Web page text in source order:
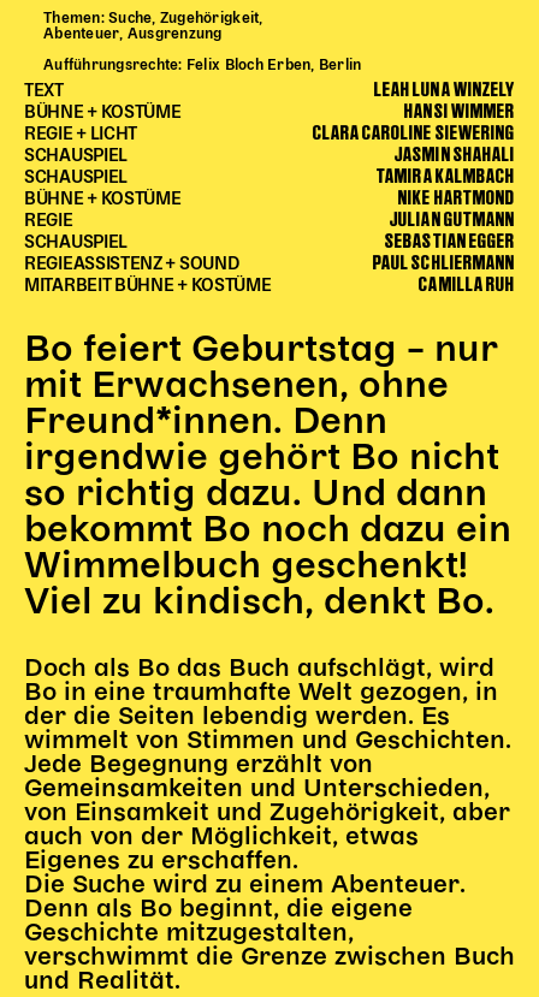
Begleitmaterial
Schulabenteuernacht
Probenklasse
Theaterklasse
Vorstellungen für pädagogische Institutionen
Angebote für Pädagog*innen
Sommerfest
Open House
Newsletter für pädagogische Institutionen
DIGITALE BÜHNE
Gl!tch4
Wem gehört die Bühne?
House of Hybrid Rebels
HAUS
Über Uns
Unser Blog
Team
Künstler*innen 2025/26
Bühnen + Studios
Leitlinien
Kulturpatenschaft
Partner*innen
20 Jahre Dschungel Wien
Themen: Suche, Zugehörigkeit,
Abenteuer, Ausgrenzung
Aufführungsrechte: Felix Bloch Erben, Berlin
TEXT LEAH LUNA WINZELY
BÜHNE + KOSTÜME HANSI WIMMER
REGIE + LICHT CLARA CAROLINE SIEWERING
SCHAUSPIEL JASMIN SHAHALI
SCHAUSPIEL TAMIRA KALMBACH
BÜHNE + KOSTÜME NIKE HARTMOND
REGIE JULIAN GUTMANN
SCHAUSPIEL SEBASTIAN EGGER
REGIEASSISTENZ + SOUND PAUL SCHLIERMANN
MITARBEIT BÜHNE + KOSTÜME CAMILLA RUH
Bo feiert Geburtstag – nur
mit Erwachsenen, ohne
Freund*innen. Denn
irgendwie gehört Bo nicht
so richtig dazu. Und dann
bekommt Bo noch dazu ein
Wimmelbuch geschenkt!
Viel zu kindisch, denkt Bo.
Doch als Bo das Buch aufschlägt, wird
Bo in eine traumhafte Welt gezogen, in
der die Seiten lebendig werden. Es
wimmelt von Stimmen und Geschichten.
Jede Begegnung erzählt von
Gemeinsamkeiten und Unterschieden,
von Einsamkeit und Zugehörigkeit, aber
auch von der Möglichkeit, etwas
Eigenes zu erschaffen.
Die Suche wird zu einem Abenteuer.
Denn als Bo beginnt, die eigene
Geschichte mitzugestalten,
verschwimmt die Grenze zwischen Buch
und Realität.